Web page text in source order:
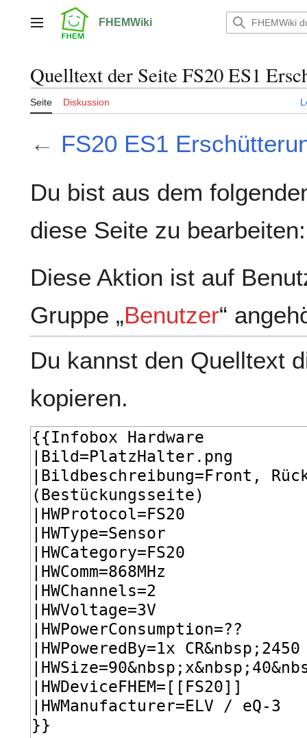
springenHauptmenü FHEMWiki
Quelltext der Seite FS20 ES1
Seite Diskussion
← FS20 ES1
Du bist aus dem
diese Seite zu bearbeiten:
Diese Aktion ist auf
Gruppe „Benutzer“
Du kannst den Quelltext
kopieren.